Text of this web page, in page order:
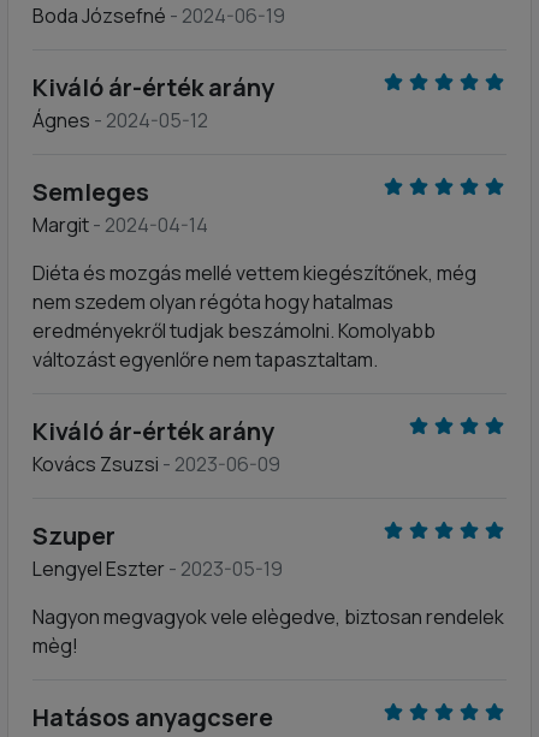
Boda Józsefné - 2024-06-19
Kiváló ár-érték arány
Ágnes - 2024-05-12
Semleges
Margit- 2024-04-14
Diéta és mozgás mellé vettem kiegészítőnek, még
nem szedem olyan régóta hogy hatalmas
eredményekről tudjak beszámolni. Komolyabb
változást egyenlőre nem tapasztaltam.
Kiváló ár-érték arány
Kovács Zsuzsi - 2023-06-09
Szuper
Lengyel Eszter- 2023-05-19
Nagyon megvagyok vele elègedve, biztosan rendelek
mèg!
Hatásos anyagcsere